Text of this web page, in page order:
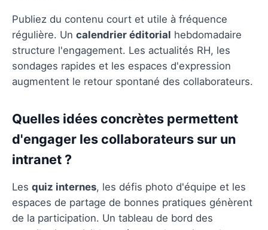
Publiez du contenu court et utile à fréquence
régulière. Un calendrier éditorial hebdomadaire
structure l'engagement. Les actualités RH, les
sondages rapides et les espaces d'expression
augmentent le retour spontané des collaborateurs.
Quelles idées concrètes permettent
d'engager les collaborateurs sur un
intranet ?
Les quiz internes, les défis photo d'équipe et les
espaces de partage de bonnes pratiques génèrent
de la participation. Un tableau de bord des